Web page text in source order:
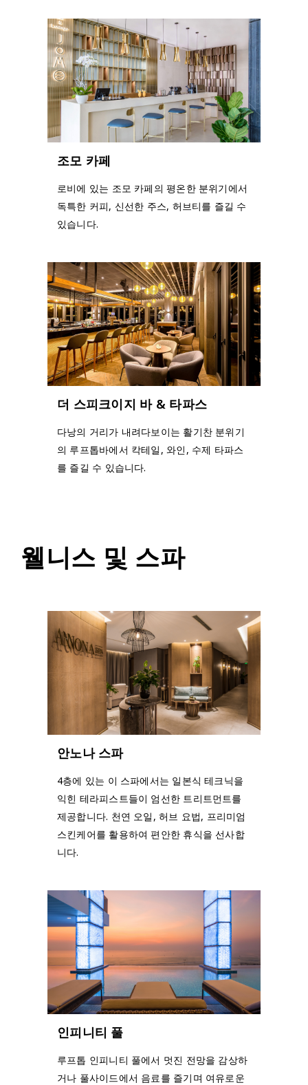
조모 카페
로비에 있는 조모 카페의 평온한 분위기에서
독특한 커피, 신선한 주스, 허브티를 즐길 수
있습니다.
더 스피크이지 바 & 타파스
다낭의 거리가 내려다보이는 활기찬 분위기
의 루프톱바에서 칵테일, 와인, 수제 타파스
를 즐길 수 있습니다.
웰니스 및 스파
안노나 스파
4층에 있는 이 스파에서는 일본식 테크닉을
익힌 테라피스트들이 엄선한 트리트먼트를
제공합니다. 천연 오일, 허브 요법, 프리미엄
스킨케어를 활용하여 편안한 휴식을 선사합
니다.
인피니티 풀
루프톱 인피니티 풀에서 멋진 전망을 감상하
거나 풀사이드에서 음료를 즐기며 여유로운